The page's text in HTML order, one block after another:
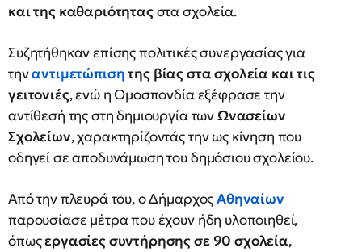
και της καθαριότηταςστα σχολεία.
Συζητήθηκαν επίσης πολιτικές συνεργασίας για
τηναντιμετώπισητης βίας στα σχολεία και τις
γειτονιές, ενώ η Ομοσπονδία εξέφρασε την
αντίθεσή της στη δημιουργία τωνΩνασείων
Σχολείων, χαρακτηρίζοντάς την ως κίνηση που
οδηγεί σε αποδυνάμωση του δημόσιου σχολείου.
Από την πλευρά του, ο ΔήμαρχοςΑθηναίων
παρουσίασε μέτρα που έχουν ήδη υλοποιηθεί,
όπωςεργασίες συντήρησης σε 90 σχολεία,